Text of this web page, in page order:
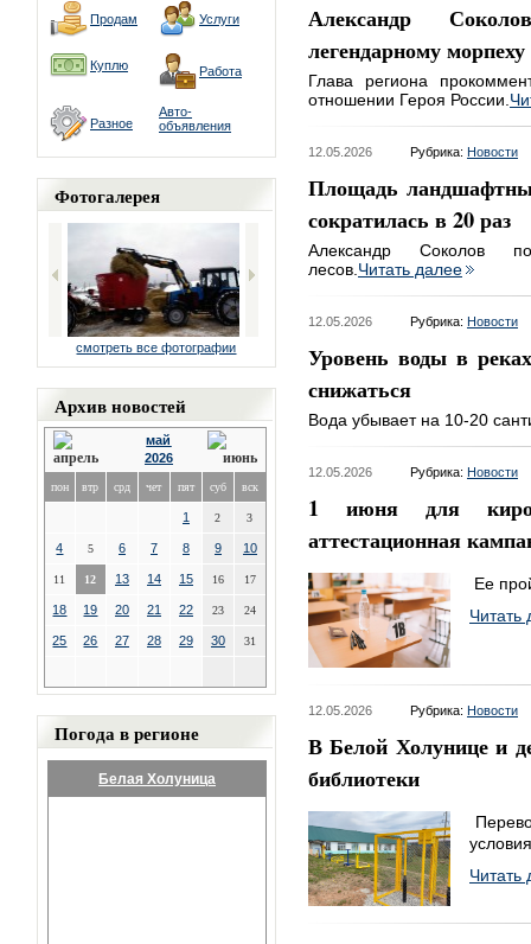
Продам Услуги
Куплю Работа
Разное
Авто-
объявления
Фотогалерея
смотреть все фотографии
Архив новостей
май
2026
пон втр срд чет пят суб вск
1 2 3
4 5 6 7 8 9 10
11 12 13 14 15 16 17
18 19 20 21 22 23 24
25 26 27 28 29 30 31
Погода в регионе
Белая Холуница
Александр
легендарному
Глава региона
отношении Героя России.
12.05.2026 Рубрика: Новости
Площадь
сократилась в 20 раз
Александр Соколов
лесов. Читать далее
12.05.2026 Рубрика: Новости
Уровень воды в
снижаться
Вода убывает на 10-20
12.05.2026 Рубрика: Новости
1 июня для
аттестационная
Ее
Читать
12.05.2026 Рубрика: Новости
В Белой Холунице и
библиотеки
Читать